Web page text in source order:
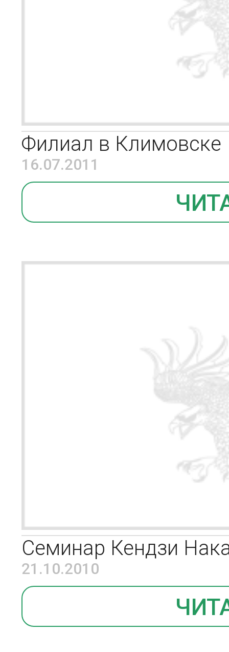
Филиал в Климовске
16.07.2011
Семинар Кендзи
21.10.2010